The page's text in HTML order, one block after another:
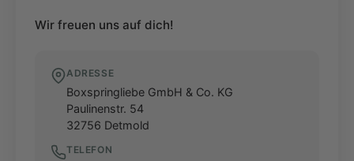
Wir freuen uns auf dich!
ADRESSE
Boxspringliebe GmbH & Co. KG
Paulinenstr. 54
32756 Detmold
TELEFON